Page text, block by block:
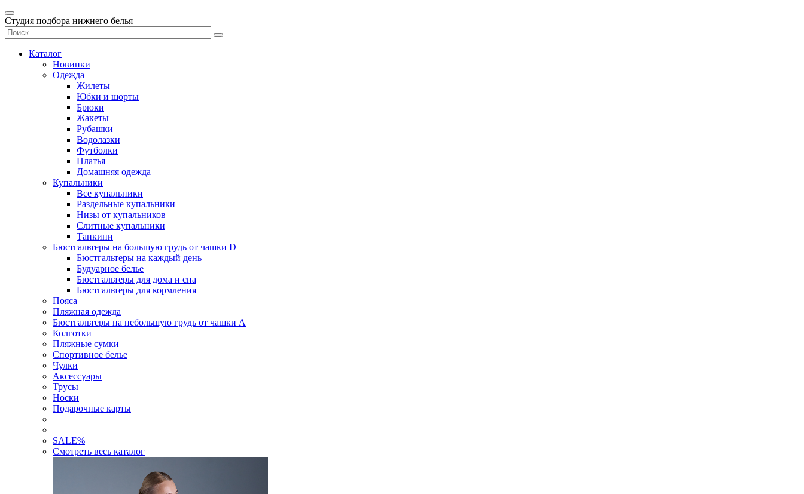
Студия подбора нижнего белья
Каталог
Новинки
Одежда
Жилеты
Юбки и шорты
Брюки
Жакеты
Рубашки
Водолазки
Футболки
Платья
Домашняя одежда
Купальники
Все купальники
Раздельные купальники
Низы от купальников
Слитные купальники
Танкини
Бюстгальтеры на большую грудь от чашки D
Бюстгальтеры на каждый день
Будуарное белье
Бюстгальтеры для дома и сна
Бюстгальтеры для кормления
Пояса
Пляжная одежда
Бюстгальтеры на небольшую грудь от чашки А
Колготки
Пляжные сумки
Спортивное белье
Чулки
Аксессуары
Трусы
Носки
Подарочные карты
SALE%
Смотреть весь каталог